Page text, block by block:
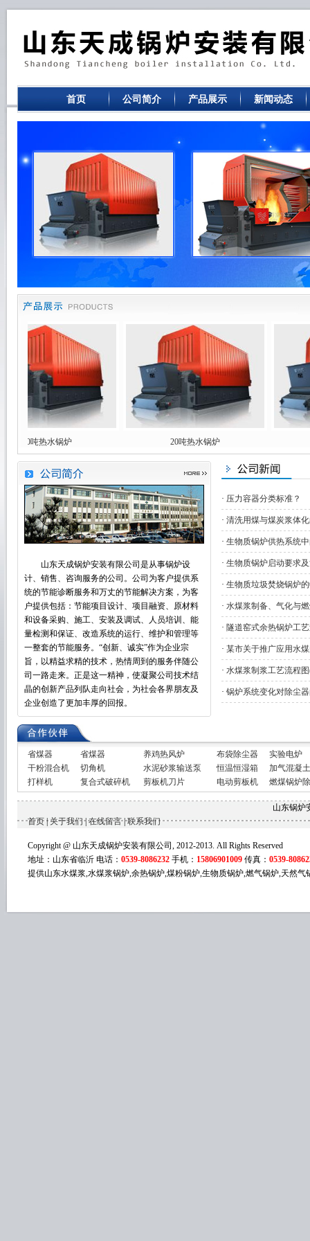
首页 公司简介 产品展示 新闻动态
40吨热水锅炉 20吨热水锅炉
山东天成锅炉安装有限公司是从事锅炉设
计、销售、咨询服务的公司。公司为客户提供系
统的节能诊断服务和万丈的节能解决方案，为客
户提供包括：节能项目设计、项目融资、原材料
和设备采购、施工、安装及调试、人员培训、能
量检测和保证、改造系统的运行、维护和管理等
一整套的节能服务。“创新、诚实”作为企业宗
旨，以精益求精的技术，热情周到的服务伴随公
司一路走来。正是这一精神，使凝聚公司技术结
晶的创新产品列队走向社会，为社会各界朋友及
企业创造了更加丰厚的回报。
· 压力容器分类标准？
· 清洗用煤与煤炭浆体
· 生物质锅炉供热系统
· 生物质锅炉启动要求
· 生物质垃圾焚烧锅炉
· 水煤浆制备、气化与
· 隧道窑式余热锅炉工
· 某市关于推广应用水
· 水煤浆制浆工艺流程
· 锅炉系统变化对除尘
省煤器 省煤器 养鸡热风炉 布袋除尘器
实验电炉
干粉混合机
切角机 水泥砂浆输送泵 恒温恒湿箱
加气混凝
打样机
复合式破碎机 剪板机刀片 电动剪板机 燃煤锅炉
首页 | 关于我们|在线留言|联系我们
山东锅炉
Copyright @ 山东天成锅炉安装有限公司, 2012-2013. All Rights Reserved
地址：山东省临沂 电话： 0539-8086232 手机： 15806901009 传真： 0539-
提供山东水煤浆,水煤浆锅炉,余热锅炉,煤粉锅炉,生物质锅炉,燃气锅炉,天然